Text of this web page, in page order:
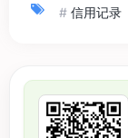
# 信用记录